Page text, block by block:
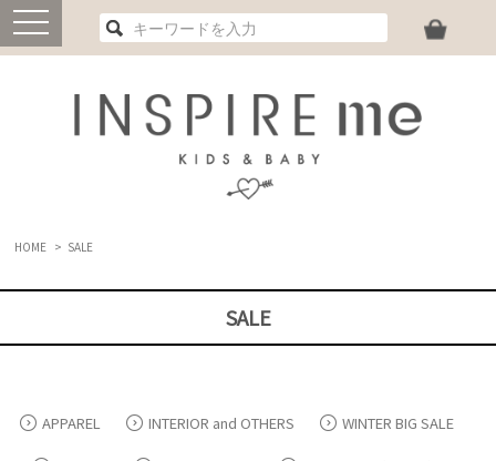
toggle
navigation
HOME > SALE
SALE
APPAREL INTERIOR and OTHERS WINTER BIG SALE